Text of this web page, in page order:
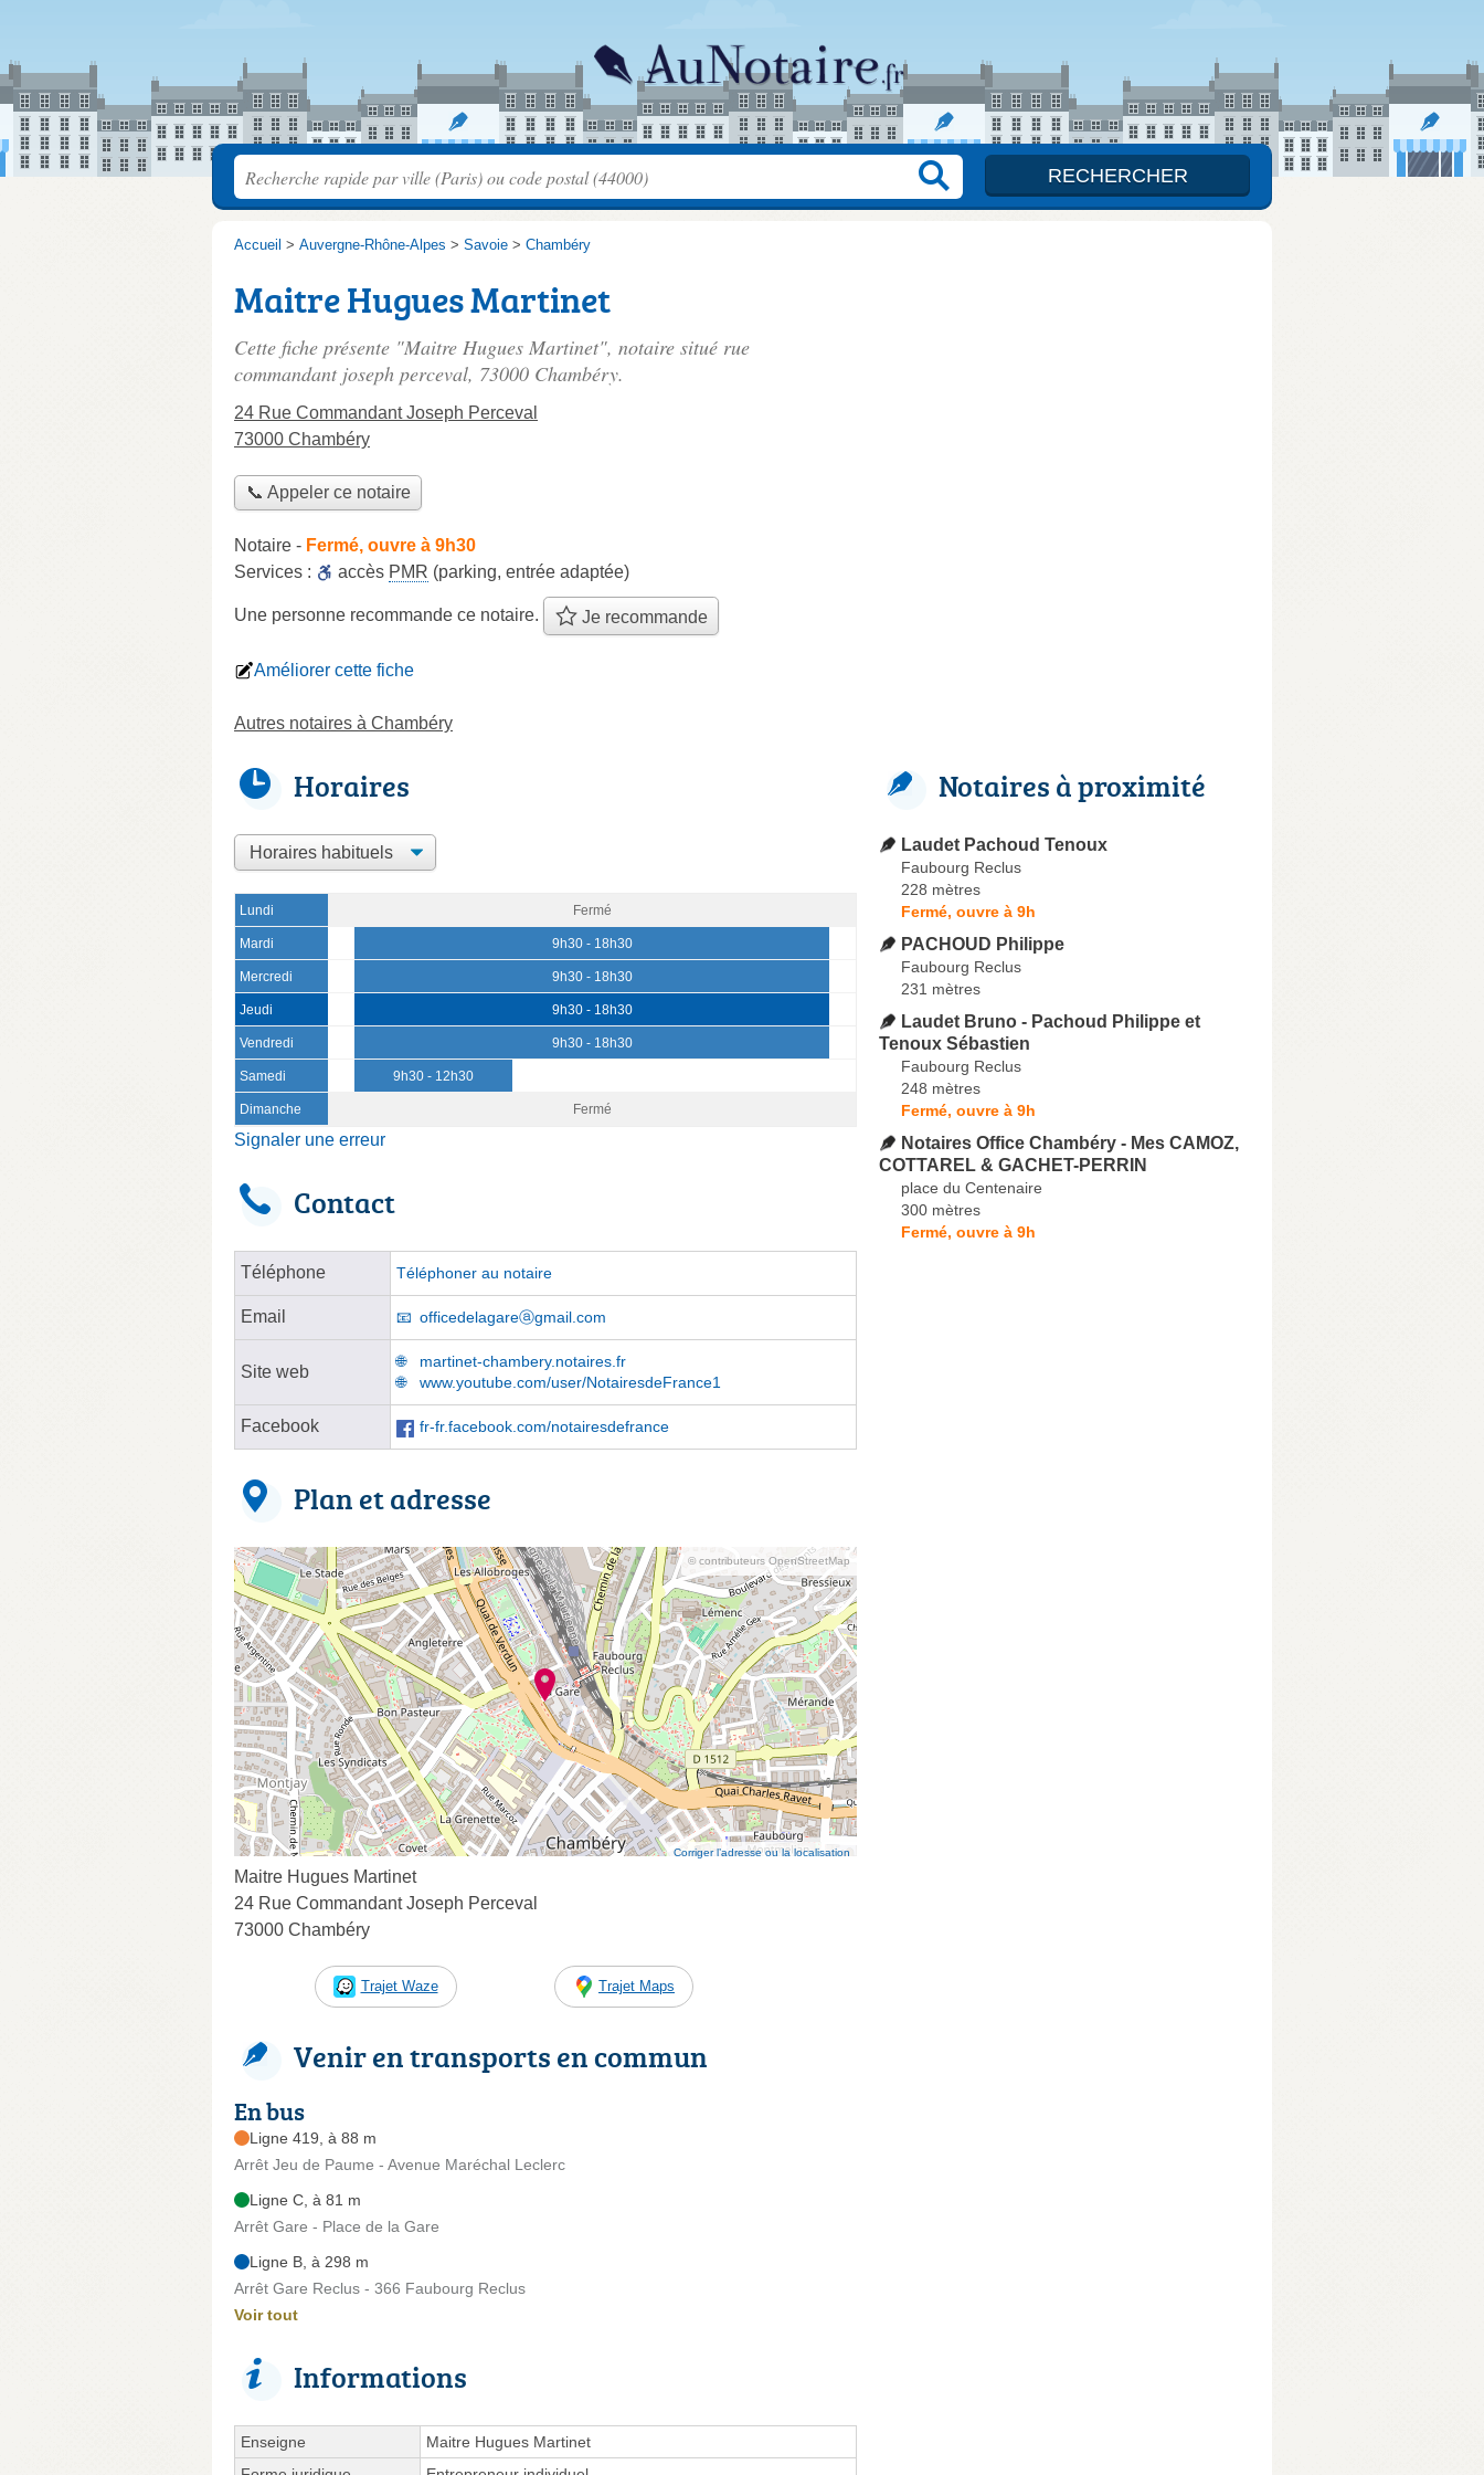
Accueil > Auvergne-Rhône-Alpes > Savoie > Chambéry
Maitre Hugues Martinet
Cette fiche présente "Maitre Hugues Martinet", notaire situé rue
commandant joseph perceval, 73000 Chambéry.
24 Rue Commandant Joseph Perceval
73000 Chambéry
📞 Appeler ce notaire
Notaire - Fermé, ouvre à 9h30
Services :
accès PMR (parking, entrée adaptée)
Une personne recommande ce notaire. Je recommande
Améliorer cette fiche
Autres notaires à Chambéry
Horaires
Lundi Fermé
Mardi 9h30 - 18h30
Mercredi 9h30 - 18h30
Jeudi 9h30 - 18h30
Vendredi 9h30 - 18h30
Samedi 9h30 - 12h30
Dimanche Fermé
Signaler une erreur
Contact
Téléphone Téléphoner au notaire
Email officedelagareⓐgmail.com
Site web
martinet-chambery.notaires.fr
www.youtube.com/user/NotairesdeFrance1
Facebook fr-fr.facebook.com/notairesdefrance
Plan et adresse
© contributeurs OpenStreetMap
Corriger l’adresse ou la localisation
Maitre Hugues Martinet
24 Rue Commandant Joseph Perceval
73000 Chambéry
Trajet Waze Trajet Maps
Venir en transports en commun
En bus
Ligne 419, à 88 m
Arrêt Jeu de Paume - Avenue Maréchal Leclerc
Ligne C, à 81 m
Arrêt Gare - Place de la Gare
Ligne B, à 298 m
Arrêt Gare Reclus - 366 Faubourg Reclus
Voir tout
Informations
Enseigne
Maitre Hugues Martinet
Notaires à proximité
Laudet Pachoud Tenoux
Faubourg Reclus
228 mètres
Fermé, ouvre à 9h
PACHOUD Philippe
Faubourg Reclus
231 mètres
Laudet Bruno - Pachoud Philippe et
Tenoux Sébastien
Faubourg Reclus
248 mètres
Fermé, ouvre à 9h
Notaires Office Chambéry - Mes CAMOZ,
COTTAREL & GACHET-PERRIN
place du Centenaire
300 mètres
Fermé, ouvre à 9h